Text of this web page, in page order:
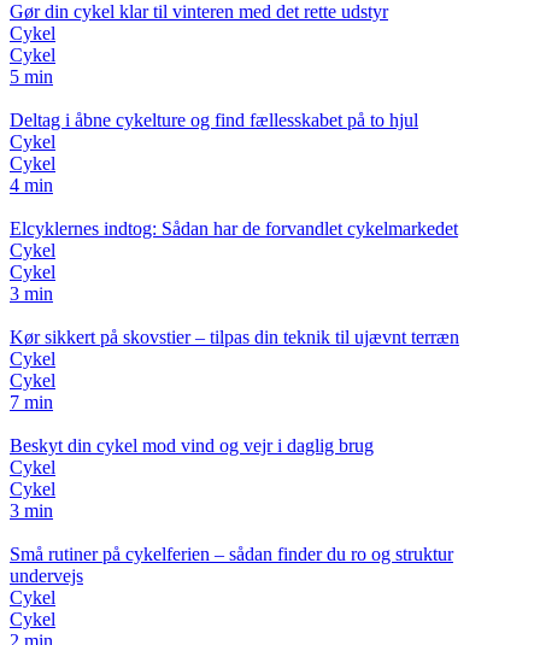
Gør din cykel klar til vinteren med det rette udstyr
Cykel
Cykel
5 min
Deltag i åbne cykelture og find fællesskabet på to hjul
Cykel
Cykel
4 min
Elcyklernes indtog: Sådan har de forvandlet cykelmarkedet
Cykel
Cykel
3 min
Kør sikkert på skovstier – tilpas din teknik til ujævnt terræn
Cykel
Cykel
7 min
Beskyt din cykel mod vind og vejr i daglig brug
Cykel
Cykel
3 min
Små rutiner på cykelferien – sådan finder du ro og struktur
undervejs
Cykel
Cykel